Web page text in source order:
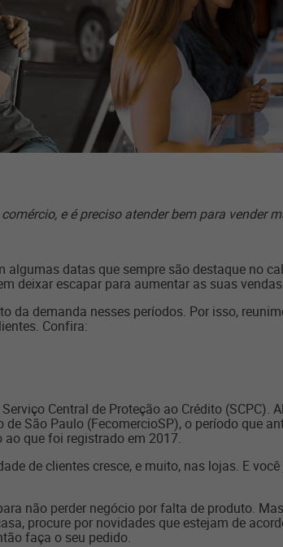
e é preciso atender bem para vender
datas que sempre são destaque no
deixar escapar para aumentar as suas
da demanda nesses períodos. Por isso,
Confira:
Central de Proteção ao Crédito (SCPC).
São Paulo (FecomercioSP), o período que
que foi registrado em 2017.
de clientes cresce, e muito, nas lojas. E
não perder negócio por falta de produto.
procure por novidades que estejam de
faça o seu pedido.